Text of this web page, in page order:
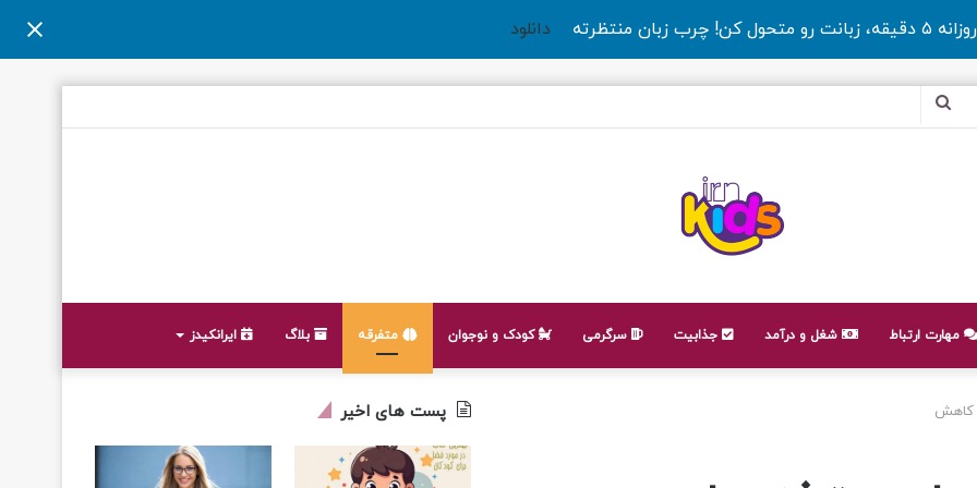
روزانه ۵ دقیقه، زبانت رو متحول کن! چرب زبان منتظرته دانلود
جستجو
مهارت ارتباط شغل و درآمد جذابیت سرگرمی کودک و نوجوان متفرقه بلاگ ایرانکیدز
کاهش پست های اخیر